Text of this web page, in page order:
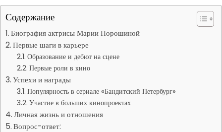
Содержание
Биография актрисы Марии Порошиной
Первые шаги в карьере
Образование и дебют на сцене
Первые роли в кино
Успехи и награды
Популярность в сериале «Бандитский Петербург»
Участие в больших кинопроектах
Личная жизнь и отношения
Вопрос-ответ: